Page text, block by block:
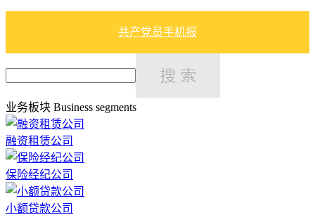
共产党员手机报
业务板块 Business segments
融资租赁公司
保险经纪公司
小额贷款公司